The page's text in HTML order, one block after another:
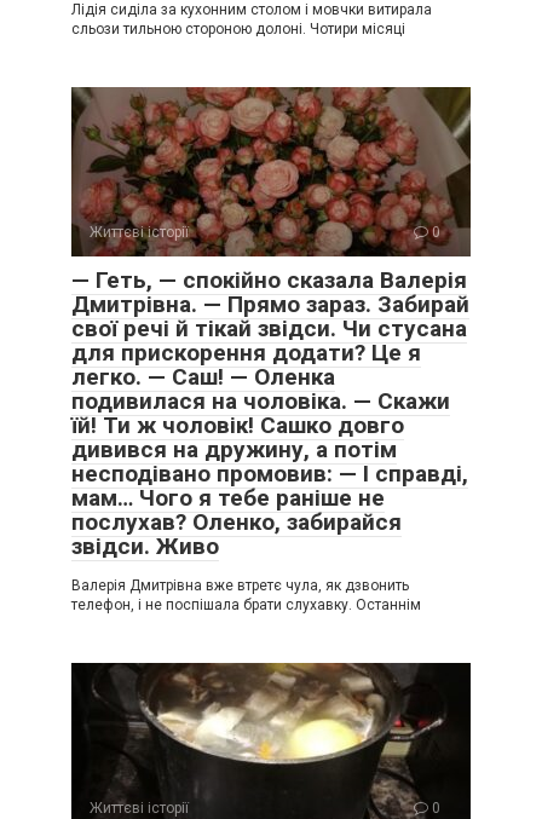
Лідія сиділа за кухонним столом і мовчки витирала
сльози тильною стороною долоні. Чотири місяці
Життєві історії 0
— Геть, — спокійно сказала Валерія
Дмитрівна. — Прямо зараз. Забирай
свої речі й тікай звідси. Чи стусана
для прискорення додати? Це я
легко. — Саш! — Оленка
подивилася на чоловіка. — Скажи
їй! Ти ж чоловік! Сашко довго
дивився на дружину, а потім
несподівано промовив: — І справді,
мам… Чого я тебе раніше не
послухав? Оленко, забирайся
звідси. Живо
Валерія Дмитрівна вже втретє чула, як дзвонить
телефон, і не поспішала брати слухавку. Останнім
Життєві історії 0